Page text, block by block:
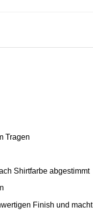
Tragen
Shirtfarbe abgestimmt
Finish und macht